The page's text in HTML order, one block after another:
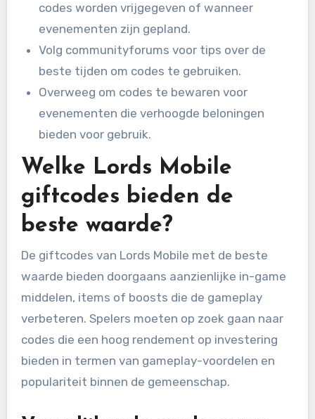
codes worden vrijgegeven of wanneer
evenementen zijn gepland.
Volg communityforums voor tips over de
beste tijden om codes te gebruiken.
Overweeg om codes te bewaren voor
evenementen die verhoogde beloningen
bieden voor gebruik.
Welke Lords Mobile
giftcodes bieden de
beste waarde?
De giftcodes van Lords Mobile met de beste
waarde bieden doorgaans aanzienlijke in-game
middelen, items of boosts die de gameplay
verbeteren. Spelers moeten op zoek gaan naar
codes die een hoog rendement op investering
bieden in termen van gameplay-voordelen en
populariteit binnen de gemeenschap.